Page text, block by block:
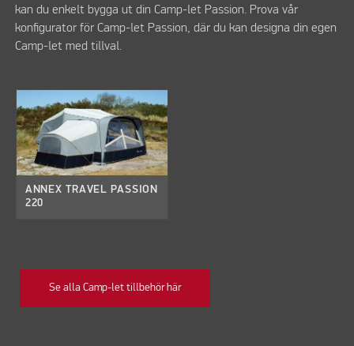
kan du enkelt bygga ut din Camp-let Passion. Prova vår
konfigurator för Camp-let Passion, där du kan designa din egen
Camp-let med tillval.
ANNEX TRAVEL PASSION
220
Se alla Camp-let tillbehör här